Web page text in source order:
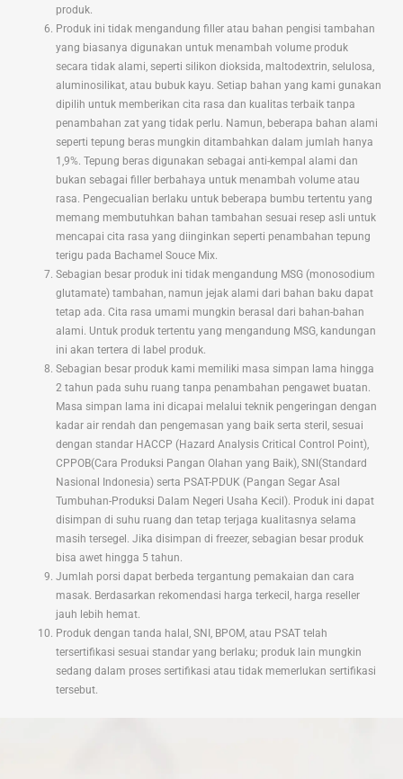
produk.
Produk ini tidak mengandung filler atau bahan pengisi tambahan
yang biasanya digunakan untuk menambah volume produk
secara tidak alami, seperti silikon dioksida, maltodextrin, selulosa,
aluminosilikat, atau bubuk kayu. Setiap bahan yang kami gunakan
dipilih untuk memberikan cita rasa dan kualitas terbaik tanpa
penambahan zat yang tidak perlu. Namun, beberapa bahan alami
seperti tepung beras mungkin ditambahkan dalam jumlah hanya
1,9%. Tepung beras digunakan sebagai anti-kempal alami dan
bukan sebagai filler berbahaya untuk menambah volume atau
rasa. Pengecualian berlaku untuk beberapa bumbu tertentu yang
memang membutuhkan bahan tambahan sesuai resep asli untuk
mencapai cita rasa yang diinginkan seperti penambahan tepung
terigu pada Bachamel Souce Mix.
Sebagian besar produk ini tidak mengandung MSG (monosodium
glutamate) tambahan, namun jejak alami dari bahan baku dapat
tetap ada. Cita rasa umami mungkin berasal dari bahan-bahan
alami. Untuk produk tertentu yang mengandung MSG, kandungan
ini akan tertera di label produk.
Sebagian besar produk kami memiliki masa simpan lama hingga
2 tahun pada suhu ruang tanpa penambahan pengawet buatan.
Masa simpan lama ini dicapai melalui teknik pengeringan dengan
kadar air rendah dan pengemasan yang baik serta steril, sesuai
dengan standar HACCP (Hazard Analysis Critical Control Point),
CPPOB(Cara Produksi Pangan Olahan yang Baik), SNI(Standard
Nasional Indonesia) serta PSAT-PDUK (Pangan Segar Asal
Tumbuhan-Produksi Dalam Negeri Usaha Kecil). Produk ini dapat
disimpan di suhu ruang dan tetap terjaga kualitasnya selama
masih tersegel. Jika disimpan di freezer, sebagian besar produk
bisa awet hingga 5 tahun.
Jumlah porsi dapat berbeda tergantung pemakaian dan cara
masak. Berdasarkan rekomendasi harga terkecil, harga reseller
jauh lebih hemat.
Produk dengan tanda halal, SNI, BPOM, atau PSAT telah
tersertifikasi sesuai standar yang berlaku; produk lain mungkin
sedang dalam proses sertifikasi atau tidak memerlukan sertifikasi
tersebut.